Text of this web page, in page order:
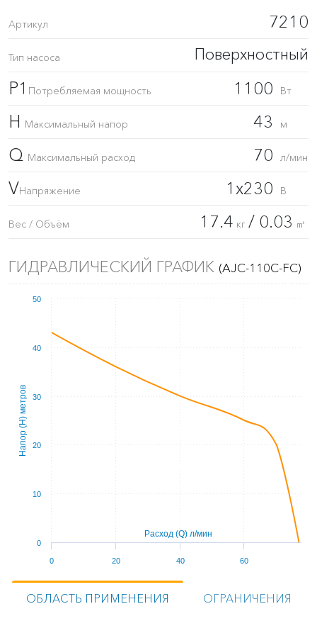
Артикул 7210
Тип насоса Поверхностный
P1 Потребляемая мощность 1100 Вт
H Максимальный напор 43 м
Q Максимальный расход 70 л/мин
VНапряжение 1x230 В
Вес / Объём 17.4 кг / 0.03 ㎥
ГИДРАВЛИЧЕСКИЙ ГРАФИК (AJC-110C-FC)
Расход (Q) л/мин
Напор (Н) метров
0 20 40 60
0
10
20
30
40
50
ОБЛАСТЬ ПРИМЕНЕНИЯ ОГРАНИЧЕНИЯ